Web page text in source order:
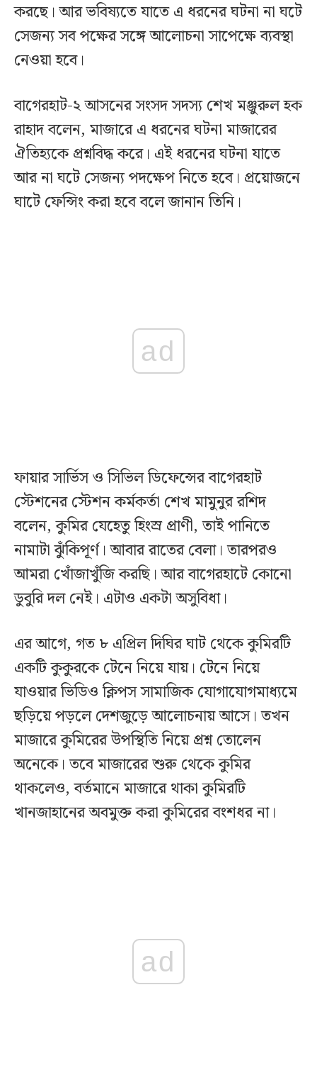
করছে। আর ভবিষ্যতে যাতে এ ধরনের ঘটনা না ঘটে
সেজন্য সব পক্ষের সঙ্গে আলোচনা সাপেক্ষে ব্যবস্থা
নেওয়া হবে।
বাগেরহাট-২ আসনের সংসদ সদস্য শেখ মঞ্জুরুল হক
রাহাদ বলেন, মাজারে এ ধরনের ঘটনা মাজারের
ঐতিহ্যকে প্রশ্নবিদ্ধ করে। এই ধরনের ঘটনা যাতে
আর না ঘটে সেজন্য পদক্ষেপ নিতে হবে। প্রয়োজনে
ঘাটে ফেন্সিং করা হবে বলে জানান তিনি।
ad
ফায়ার সার্ভিস ও সিভিল ডিফেন্সের বাগেরহাট
স্টেশনের স্টেশন কর্মকর্তা শেখ মামুনুর রশিদ
বলেন, কুমির যেহেতু হিংস্র প্রাণী, তাই পানিতে
নামাটা ঝুঁকিপূর্ণ। আবার রাতের বেলা। তারপরও
আমরা খোঁজাখুঁজি করছি। আর বাগেরহাটে কোনো
ডুবুরি দল নেই। এটাও একটা অসুবিধা।
এর আগে, গত ৮ এপ্রিল দিঘির ঘাট থেকে কুমিরটি
একটি কুকুরকে টেনে নিয়ে যায়। টেনে নিয়ে
যাওয়ার ভিডিও ক্লিপস সামাজিক যোগাযোগমাধ্যমে
ছড়িয়ে পড়লে দেশজুড়ে আলোচনায় আসে। তখন
মাজারে কুমিরের উপস্থিতি নিয়ে প্রশ্ন তোলেন
অনেকে। তবে মাজারের শুরু থেকে কুমির
থাকলেও, বর্তমানে মাজারে থাকা কুমিরটি
খানজাহানের অবমুক্ত করা কুমিরের বংশধর না।
ad